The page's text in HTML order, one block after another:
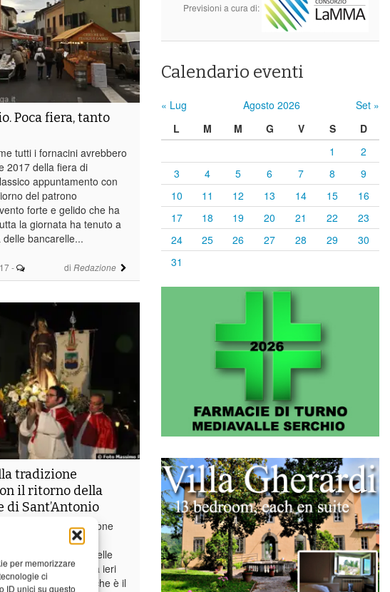
per memorizzare
ci
ID unici su questo
- di Redazione
Poca fiera, tanto
tutti i fornacini avrebbero
2017 della fiera di
appuntamento con
del patrono
forte e gelido che ha
la giornata ha tenuto a
bancarelle...
tradizione
il ritorno della
di Sant’Antonio
anche tanta tradizione
per la solenne
prima delle
in programma tra ieri
Sant’Antonio, che è il
Previsioni a cura di:
Calendario eventi
« Lug Agosto 2026
Set »
L
M M G V S
D
1
2
3
4 5 6 7 8
9
10
11 12 13 14 15
16
17
18 19 20 21 22
23
24
25 26 27 28 29
30
31